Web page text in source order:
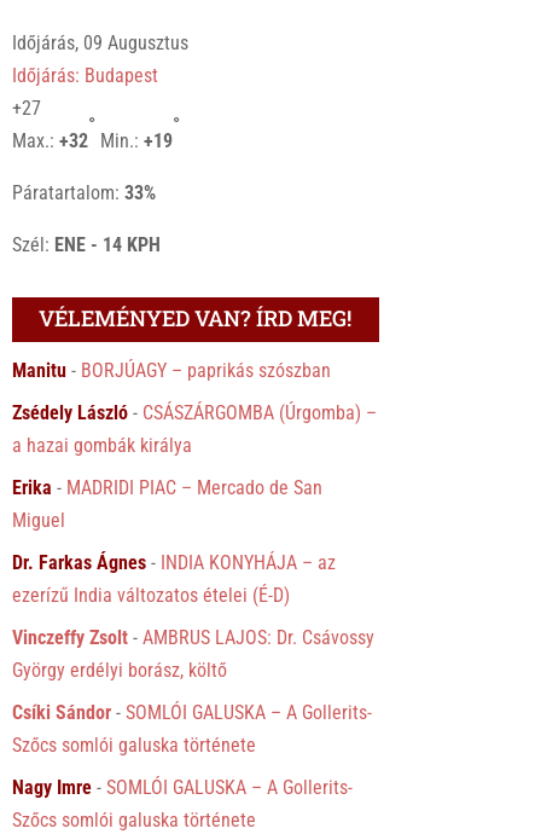
Időjárás, 09 Augusztus
Időjárás: Budapest
+27
Max.:+32
°
Min.:+19
°
Páratartalom:33%
Szél: ENE - 14 KPH
VÉLEMÉNYED VAN? ÍRD MEG!
Manitu - BORJÚAGY – paprikás szószban
Zsédely László - CSÁSZÁRGOMBA (Úrgomba) –
a hazai gombák királya
Erika - MADRIDI PIAC – Mercado de San
Miguel
Dr. Farkas Ágnes - INDIA KONYHÁJA – az
ezerízű India változatos ételei (É-D)
Vinczeffy Zsolt -AMBRUS LAJOS: Dr. Csávossy
György erdélyi borász, költő
Csíki Sándor -SOMLÓI GALUSKA – A Gollerits-
Szőcs somlói galuska története
Nagy Imre -SOMLÓI GALUSKA – A Gollerits-
Szőcs somlói galuska története